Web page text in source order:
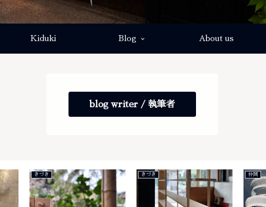
Kiduki Blog About us
blog writer / 執筆者
きづき 仲間